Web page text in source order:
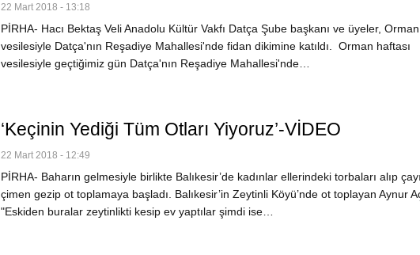
22 Mart 2018 - 13:18
PİRHA- Hacı Bektaş Veli Anadolu Kültür Vakfı Datça Şube başkanı ve üyeler,
vesilesiyle Datça'nın Reşadiye Mahallesi'nde fidan dikimine katıldı. Orman haftası
vesilesiyle geçtiğimiz gün Datça'nın Reşadiye Mahallesi'nde…
‘Keçinin Yediği Tüm Otları Yiyoruz’-VİDEO
22 Mart 2018 - 12:49
PİRHA- Baharın gelmesiyle birlikte Balıkesir’de kadınlar ellerindeki torbaları alıp
çimen gezip ot toplamaya başladı. Balıkesir’in Zeytinli Köyü’nde ot toplayan Aynur
"Eskiden buralar zeytinlikti kesip ev yaptılar şimdi ise…